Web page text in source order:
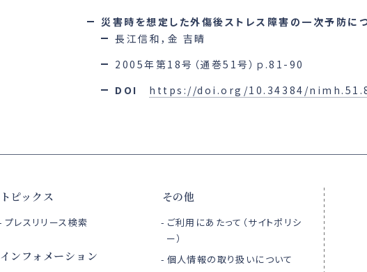
災害時を想定した外傷後ストレス障害の一次予防に
長江信和，金 吉晴
2005年第18号（通巻51号）ｐ.81-90
DOI https://doi.org/10.34384/
トピックス
プレスリリース検索
インフォメーション
その他
ご利用にあたって（サイトポリシ
ー）
個人情報の取り扱いについて